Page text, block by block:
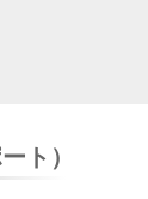
ト）